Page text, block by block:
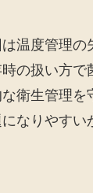
温度管理の
の扱い方で
衛生管理を
なりやすい